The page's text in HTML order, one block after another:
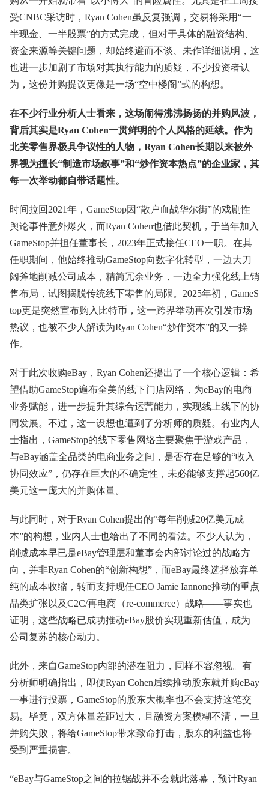
受CNBC采访时，Ryan Cohen虽反复强调，交易将采用“一
半现金、一半股票”的方式完成，但对于具体的融资结构、
资金来源等关键问题，却始终避而不谈、未作详细说明，这
也进一步加剧了市场对其执行能力的质疑，不少投资者认
为，这份并购提议更像是一场“空中楼阁”式的构想。
在不少行业分析人士看来，这场闹得沸沸扬扬的并购风波，
背后其实是Ryan Cohen一贯鲜明的个人风格的延续。作为
北美零售界极具争议性的人物，Ryan Cohen长期以来被外
界视为擅长“制造市场叙事”和“炒作资本热点”的企业家，其
每一次举动都自带话题性。
时间拉回2021年，GameStop因“散户血战华尔街”的戏剧性
舆论事件意外爆火，而Ryan Cohen也借此契机，于当年加入
GameStop并担任董事长，2023年正式接任CEO一职。在其
任职期间，他始终推动GameStop向数字化转型，一边大刀
阔斧地削减公司成本，精简冗余业务，一边全力强化线上销
售布局，试图摆脱传统线下零售的局限。2025年初，GameS
top更是突然宣布购入比特币，这一跨界举动再次引发市场
热议，也被不少人解读为Ryan Cohen“炒作资本”的又一操
作。
对于此次收购eBay，Ryan Cohen还提出了一个核心逻辑：希
望借助GameStop遍布全美的线下门店网络，为eBay的电商
业务赋能，进一步提升其综合运营能力，实现线上线下的协
同发展。不过，这一设想也遭到了分析师的质疑。有业内人
士指出，GameStop的线下零售网络主要聚焦于游戏产品，
与eBay涵盖全品类的电商业务之间，是否存在足够的“收入
协同效应”，仍存在巨大的不确定性，未必能够支撑起560亿
美元这一庞大的并购体量。
与此同时，对于Ryan Cohen提出的“每年削减20亿美元成
本”的构想，业内人士也给出了不同的看法。不少人认为，
削减成本早已是eBay管理层和董事会内部讨论过的战略方
向，并非Ryan Cohen的“创新构想”，而eBay最终选择放弃单
纯的成本收缩，转而支持现任CEO Jamie Iannone推动的重点
品类扩张以及C2C/再电商（re-commerce）战略——事实也
证明，这些战略已成功推动eBay股价实现重新估值，成为
公司复苏的核心动力。
此外，来自GameStop内部的潜在阻力，同样不容忽视。有
分析师明确指出，即便Ryan Cohen后续推动股东就并购eBay
一事进行投票，GameStop的股东大概率也不会支持这笔交
易。毕竟，双方体量差距过大，且融资方案模糊不清，一旦
并购失败，将给GameStop带来致命打击，股东的利益也将
受到严重损害。
“eBay与GameStop之间的拉锯战并不会就此落幕，预计Ryan